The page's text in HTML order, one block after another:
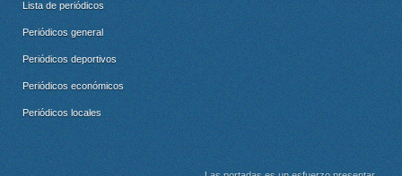
Lista de periódicos
Periódicos general
Periódicos deportivos
Periódicos económicos
Periódicos locales